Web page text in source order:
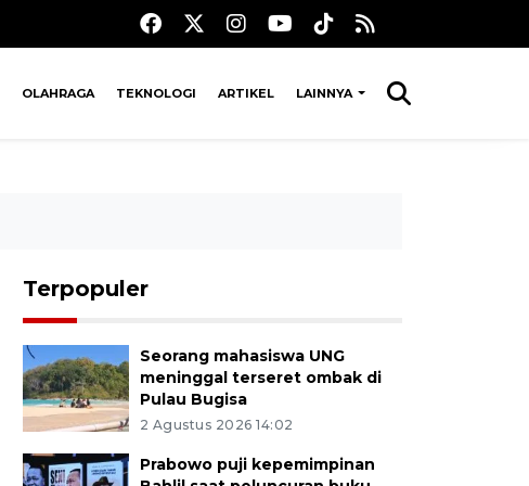
OLAHRAGA TEKNOLOGI ARTIKEL LAINNYA
Terpopuler
Seorang mahasiswa UNG
meninggal terseret ombak di
Pulau Bugisa
2 Agustus 2026 14:02
Prabowo puji kepemimpinan